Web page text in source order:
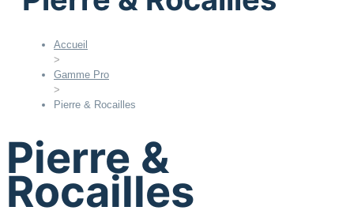
Accueil
>
Gamme Pro
>
Pierre & Rocailles
Pierre &
Rocailles